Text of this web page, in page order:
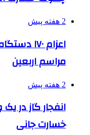
2 هفته پیش
اعزام
مراسم اربعین
2 هفته پیش
انفجار گاز در
خسارت جانی